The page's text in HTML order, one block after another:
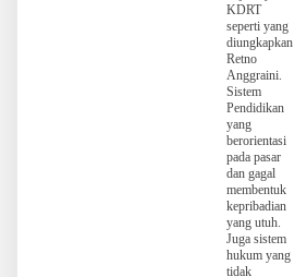
KDRT
seperti yang
diungkapkan
Retno
Anggraini.
Sistem
Pendidikan
yang
berorientasi
pada pasar
dan gagal
membentuk
kepribadian
yang utuh.
Juga sistem
hukum yang
tidak